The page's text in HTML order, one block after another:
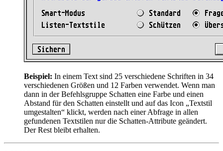
Beispiel: In einem Text sind 25 verschiedene Schriften in 34
verschiedenen Größen und 12 Farben verwendet. Wenn man
dann in der Befehlsgruppe Schatten eine Farbe und einen
Abstand für den Schatten einstellt und auf das Icon
Textstil
umgestalten
klickt, werden nach einer Abfrage in allen
gefundenen Textstilen nur die Schatten-Attribute geändert.
Der Rest bleibt erhalten.